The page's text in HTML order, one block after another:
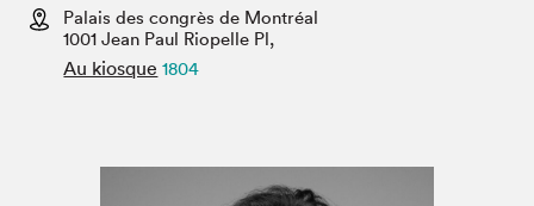
Espace médias
Palais des congrès de Montréal
1001 Jean Paul Riopelle Pl,
Au kiosque 1804